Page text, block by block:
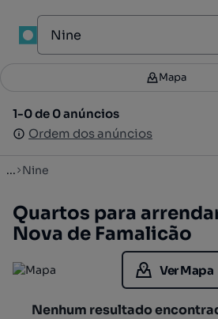
Filtros 3
1-0 de 0 anúncios
Ordem dos anúncios
Mapa
1-0 de 0 anúncios
Ordem dos anúncios
... Nine
Quartos para
Nova de Famalicão
Ver Mapa
Nenhum resultado